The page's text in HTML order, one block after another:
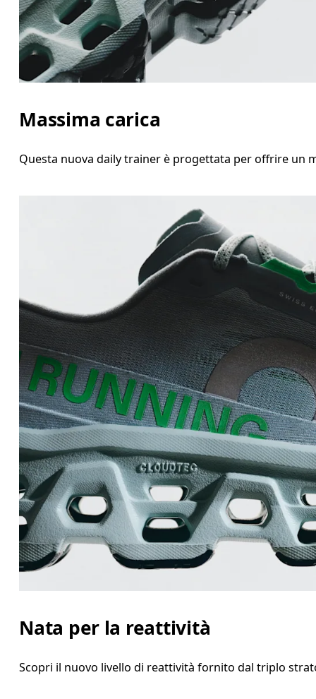
Massima carica
Questa nuova daily trainer è progettata per offrire un
Nata per la reattività
Scopri il nuovo livello di reattività fornito dal triplo